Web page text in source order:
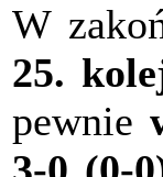
W
25.
pewnie